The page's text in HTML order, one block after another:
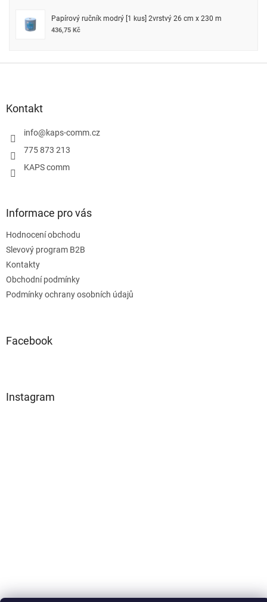
Papírový ručník modrý [1 kus] 2vrstvý 26 cm x 230 m
436,75 Kč
Kontakt
info@kaps-comm.cz
775 873 213
KAPS comm
Informace pro vás
Hodnocení obchodu
Slevový program B2B
Kontakty
Obchodní podmínky
Podmínky ochrany osobních údajů
Facebook
Instagram